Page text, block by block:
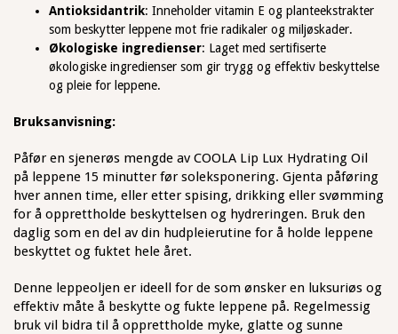
Antioksidantrik: Inneholder vitamin E og planteekstrakter
som beskytter leppene mot frie radikaler og miljøskader.
Økologiske ingredienser: Laget med sertifiserte
økologiske ingredienser som gir trygg og effektiv beskyttelse
og pleie for leppene.
Bruksanvisning:
Påfør en sjenerøs mengde av COOLA Lip Lux Hydrating Oil
på leppene 15 minutter før soleksponering. Gjenta påføring
hver annen time, eller etter spising, drikking eller svømming
for å opprettholde beskyttelsen og hydreringen. Bruk den
daglig som en del av din hudpleierutine for å holde leppene
beskyttet og fuktet hele året.
Denne leppeoljen er ideell for de som ønsker en luksuriøs og
effektiv måte å beskytte og fukte leppene på. Regelmessig
bruk vil bidra til å opprettholde myke, glatte og sunne